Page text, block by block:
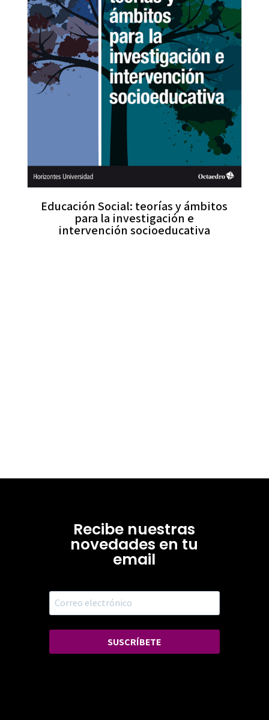
Educación Social: teorías y ámbitos
para la investigación e
intervención socioeducativa
Recibe nuestras
novedades en tu
email
SUSCRÍBETE